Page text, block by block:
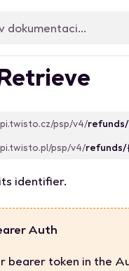
psp/v4/
psp/v4/
identifier.
Auth
bearer token in the